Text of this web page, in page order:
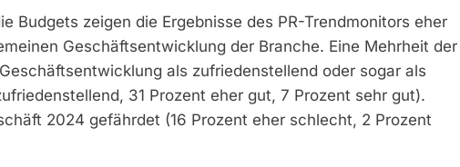
Budgets zeigen die Ergebnisse des PR-Trendmonitors eher
Geschäftsentwicklung der Branche. Eine Mehrheit der
als zufriedenstellend oder sogar als
31 Prozent eher gut, 7 Prozent sehr gut).
2024 gefährdet (16 Prozent eher schlecht, 2 Prozent